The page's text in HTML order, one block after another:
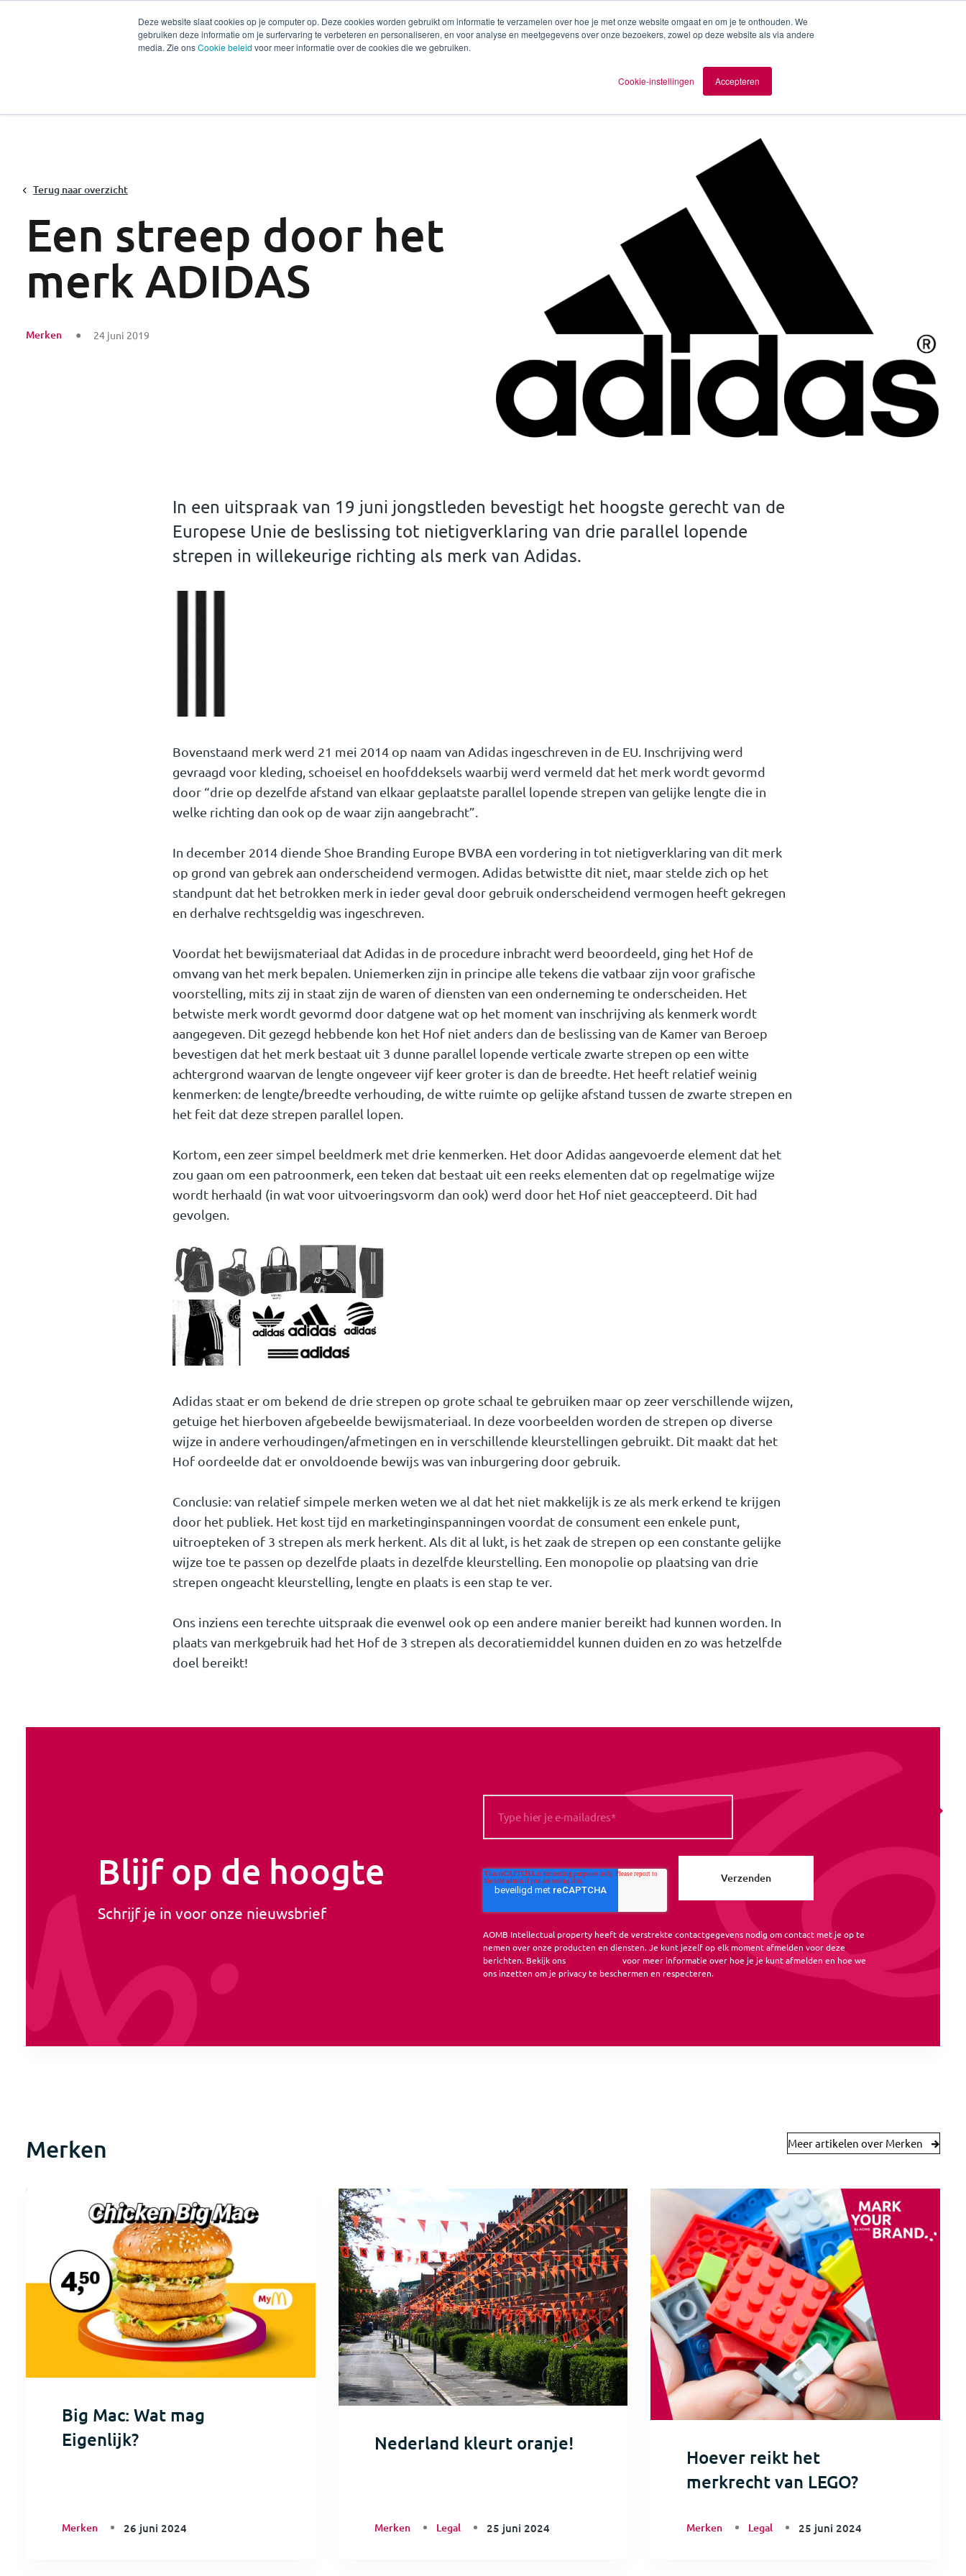
Deze website slaat cookies op je computer op. Deze cookies worden gebruikt om informatie te verzamelen over hoe je met onze website omgaat en om je te onthouden. We
gebruiken deze informatie om je surfervaring te verbeteren en personaliseren, en voor analyse en meetgegevens over onze bezoekers, zowel op deze website als via andere
media. Zie onsCookie beleid voor meer informatie over de cookies die we gebruiken.
Cookie-instellingen Accepteren
Diensten Sectoren Experts
Terug naar overzicht
Een streep door het
merk ADIDAS
Merken 24 juni 2019
In een uitspraak van 19 juni jongstleden bevestigt het hoogste gerecht van de
Europese Unie de beslissing tot nietigverklaring van drie parallel lopende
strepen in willekeurige richting als merk van Adidas.
Bovenstaand merk werd 21 mei 2014 op naam van Adidas ingeschreven in de EU. Inschrijving werd
gevraagd voor kleding, schoeisel en hoofddeksels waarbij werd vermeld dat het merk wordt gevormd
door “drie op dezelfde afstand van elkaar geplaatste parallel lopende strepen van gelijke lengte die in
welke richting dan ook op de waar zijn aangebracht”.
In december 2014 diende Shoe Branding Europe BVBA een vordering in tot nietigverklaring van dit merk
op grond van gebrek aan onderscheidend vermogen. Adidas betwistte dit niet, maar stelde zich op het
standpunt dat het betrokken merk in ieder geval door gebruik onderscheidend vermogen heeft gekregen
en derhalve rechtsgeldig was ingeschreven.
Voordat het bewijsmateriaal dat Adidas in de procedure inbracht werd beoordeeld, ging het Hof de
omvang van het merk bepalen. Uniemerken zijn in principe alle tekens die vatbaar zijn voor grafische
voorstelling, mits zij in staat zijn de waren of diensten van een onderneming te onderscheiden. Het
betwiste merk wordt gevormd door datgene wat op het moment van inschrijving als kenmerk wordt
aangegeven. Dit gezegd hebbende kon het Hof niet anders dan de beslissing van de Kamer van Beroep
bevestigen dat het merk bestaat uit 3 dunne parallel lopende verticale zwarte strepen op een witte
achtergrond waarvan de lengte ongeveer vijf keer groter is dan de breedte. Het heeft relatief weinig
kenmerken: de lengte/breedte verhouding, de witte ruimte op gelijke afstand tussen de zwarte strepen en
het feit dat deze strepen parallel lopen.
Kortom, een zeer simpel beeldmerk met drie kenmerken. Het door Adidas aangevoerde element dat het
zou gaan om een patroonmerk, een teken dat bestaat uit een reeks elementen dat op regelmatige wijze
wordt herhaald (in wat voor uitvoeringsvorm dan ook) werd door het Hof niet geaccepteerd. Dit had
gevolgen.
Adidas staat er om bekend de drie strepen op grote schaal te gebruiken maar op zeer verschillende wijzen,
getuige het hierboven afgebeelde bewijsmateriaal. In deze voorbeelden worden de strepen op diverse
wijze in andere verhoudingen/afmetingen en in verschillende kleurstellingen gebruikt. Dit maakt dat het
Hof oordeelde dat er onvoldoende bewijs was van inburgering door gebruik.
Conclusie: van relatief simpele merken weten we al dat het niet makkelijk is ze als merk erkend te krijgen
door het publiek. Het kost tijd en marketinginspanningen voordat de consument een enkele punt,
uitroepteken of 3 strepen als merk herkent. Als dit al lukt, is het zaak de strepen op een constante gelijke
wijze toe te passen op dezelfde plaats in dezelfde kleurstelling. Een monopolie op plaatsing van drie
strepen ongeacht kleurstelling, lengte en plaats is een stap te ver.
Ons inziens een terechte uitspraak die evenwel ook op een andere manier bereikt had kunnen worden. In
plaats van merkgebruik had het Hof de 3 strepen als decoratiemiddel kunnen duiden en zo was hetzelfde
doel bereikt!
Blijf op de hoogte
Schrijf je in voor onze nieuwsbrief
AOMB Intellectual property heeft de verstrekte contactgegevens nodig om contact met je op te
nemen over onze producten en diensten. Je kunt jezelf op elk moment afmelden voor deze
berichten. Bekijk ons
voor meer informatie over hoe je je kunt afmelden en hoe we
ons inzetten om je privacy te beschermen en respecteren.
Merken Meer artikelen over Merken
Big Mac: Wat mag
Eigenlijk?
Merken 26 juni 2024
Nederland kleurt oranje!
Merken Legal 25 juni 2024
Hoever reikt het
merkrecht van LEGO?
Merken Legal 25 juni 2024